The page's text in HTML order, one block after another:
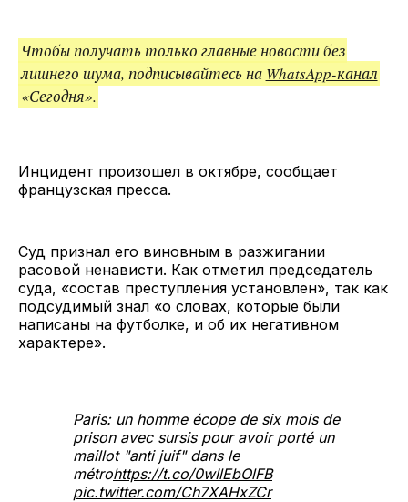
Чтобы получать только главные новости без
лишнего шума, подписывайтесь на WhatsApp-канал
«Сегодня».
Инцидент произошел в октябре, сообщает
французская пресса.
Суд признал его виновным в разжигании
расовой ненависти. Как отметил председатель
суда, «состав преступления установлен», так как
подсудимый знал «о словах, которые были
написаны на футболке, и об их негативном
характере».
Paris: un homme écope de six mois de
prison avec sursis pour avoir porté un
maillot "anti juif" dans le
métrohttps://t.co/0wIlEbOlFB
pic.twitter.com/Ch7XAHxZCr